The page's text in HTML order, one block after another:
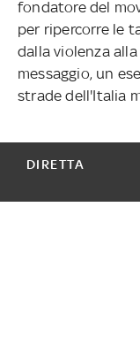
fondatore del
per ripercorre le
dalla violenza
messaggio, un
strade dell'Italia
DIRETTA